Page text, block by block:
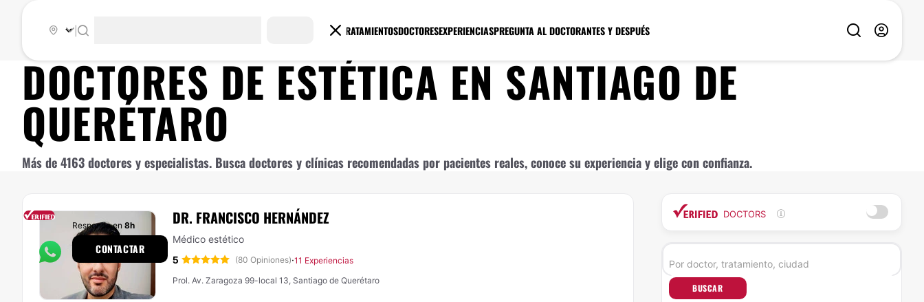
TRATAMIENTOSDOCTORESEXPERIENCIASPREGUNTA AL DOCTORANTES Y DESPUÉS
DOCTORES DEESTÉTICAENSANTIAGO DE
QUERÉTARO
Más de 4163 doctores y especialistas. Busca doctores y clínicas recomendadas por pacientes reales, conoce su experiencia y elige con confianza.
DR. FRANCISCO HERNÁNDEZ
Médico estético
5
(80 Opiniones)·11 Experiencias
Prol. Av. Zaragoza 99-local 13, Santiago de Querétaro
Responde en 8h
CONTACTAR
DOCTORS
BUSCAR